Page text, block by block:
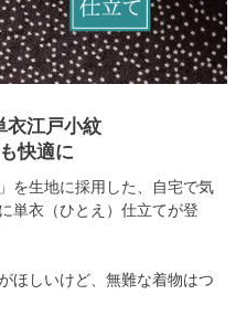
衣江戸小紋
快適に
を生地に採用した、自宅で気
単衣（ひとえ）仕立てが登
ほしいけど、無難な着物はつ